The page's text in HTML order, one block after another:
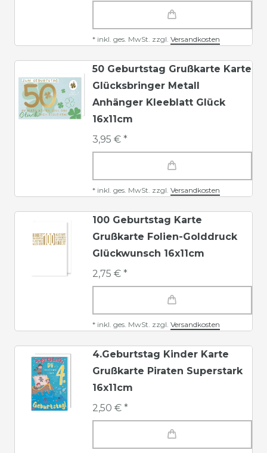
* inkl. ges. MwSt. zzgl. Versandkosten
50 Geburtstag Grußkarte Karte
Glücksbringer Metall
Anhänger Kleeblatt Glück
16x11cm
3,95 € *
* inkl. ges. MwSt. zzgl. Versandkosten
100 Geburtstag Karte
Grußkarte Folien-Golddruck
Glückwunsch 16x11cm
2,75 € *
* inkl. ges. MwSt. zzgl. Versandkosten
4.Geburtstag Kinder Karte
Grußkarte Piraten Superstark
16x11cm
2,50 € *